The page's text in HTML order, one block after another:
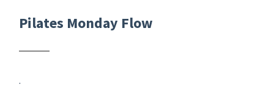
Pilates Monday Flow
.